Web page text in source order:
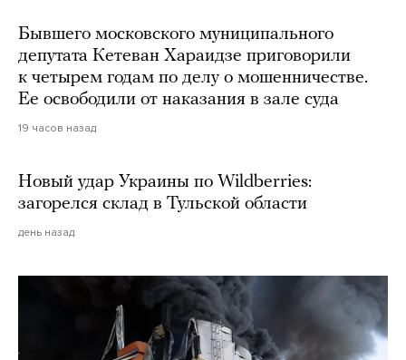
Бывшего московского муниципального
депутата Кетеван Хараидзе приговорили
к четырем годам по делу о мошенничестве.
Ее освободили от наказания в зале суда
19 часов назад
Новый удар Украины по Wildberries:
загорелся склад в Тульской области
день назад